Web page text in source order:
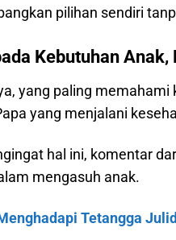
pilihan sendiri
Kebutuhan
yang paling
yang menjalani
hal ini, komentar
mengasuh anak.
Tetangga